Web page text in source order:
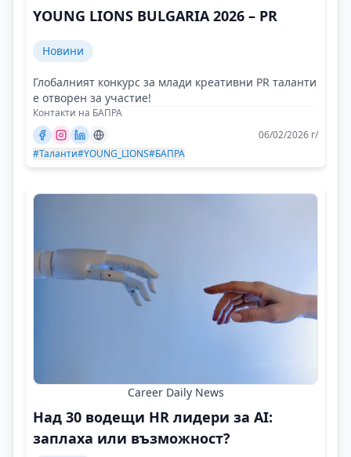
YOUNG LIONS BULGARIA 2026 – PR
Новини
Глобалният конкурс за млади креативни PR таланти
е отворен за участие!
Контакти на БАПРА
06/02/2026 г/
#Таланти#YOUNG_LIONS#БАПРА
Career Daily News
Над 30 водещи HR лидери за AI:
заплаха или възможност?